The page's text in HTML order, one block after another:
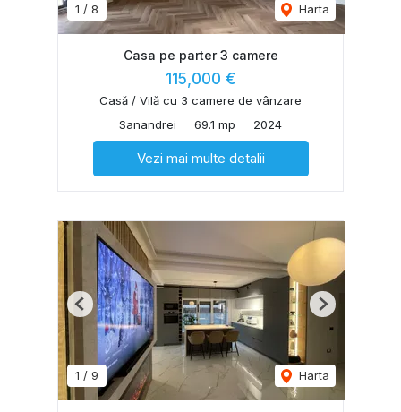
1 / 8 Harta
Casa pe parter 3 camere
115,000 €
Casă / Vilă cu 3 camere de vânzare
Sanandrei
69.1 mp 2024
Vezi mai multe detalii
1 / 9 Harta
Previous Next